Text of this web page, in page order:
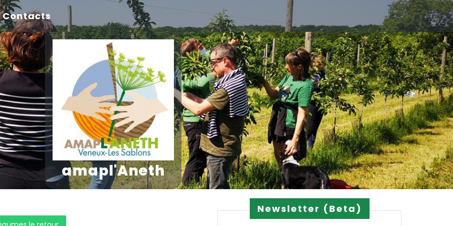
Contacts
amapl'Aneth
Newsletter (Beta)